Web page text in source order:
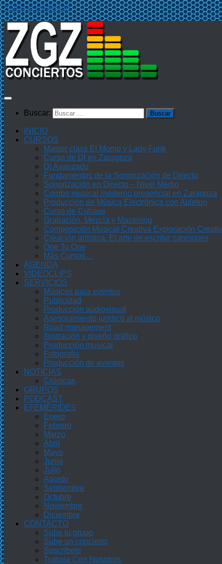
Saltar al contenido
Buscar:
INICIO
CURSOS
Master class El Momo y Lady Funk
Curso de Dj en Zaragoza
Dj Avanzado
Fundamentos de la Sonorización de Directo
Sonorización en Directo – Nivel Medio
Combo musical moderno presencial en Zaragoza
Producción de Música Electrónica con Ableton
Curso de Cubase
Grabación, Mezcla y Mastering
Composición Musical Creativa Exploración
Creación artística. El arte de escribir canciones
One To One
Más Cursos…
AGENDA
VIDEOCLIPS
SERVICIOS
Músicos para eventos
Publicidad
Producción audiovisual
Asesoramiento jurídico al músico
Road management
Ilustración y diseño gráfico
Producción musical
Fotografía
Producción de eventos
NOTICIAS
Crónicas
GRUPOS
PODCAST
EFEMÉRIDES
Enero
Febrero
Marzo
Abril
Mayo
Junio
Julio
Agosto
Septiembre
Octubre
Noviembre
Diciembre
CONTACTO
Sube tu grupo
Sube un concierto
Suscríbete
Trabaja Con Nosotros